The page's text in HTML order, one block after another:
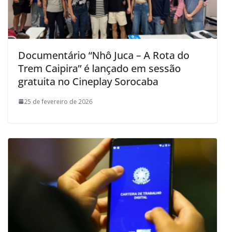
Documentário “Nhô Juca – A Rota do
Trem Caipira” é lançado em sessão
gratuita no Cineplay Sorocaba
25 de fevereiro de 2026